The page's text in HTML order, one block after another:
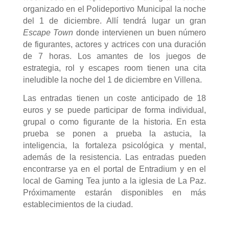
organizado en el Polideportivo Municipal la noche
del 1 de diciembre. Allí tendrá lugar un gran
Escape Town donde intervienen un buen número
de figurantes, actores y actrices con una duración
de 7 horas. Los amantes de los juegos de
estrategia, rol y escapes room tienen una cita
ineludible la noche del 1 de diciembre en Villena.
Las entradas tienen un coste anticipado de 18
euros y se puede participar de forma individual,
grupal o como figurante de la historia. En esta
prueba se ponen a prueba la astucia, la
inteligencia, la fortaleza psicológica y mental,
además de la resistencia. Las entradas pueden
encontrarse ya en el portal de Entradium y en el
local de Gaming Tea junto a la iglesia de La Paz.
Próximamente estarán disponibles en más
establecimientos de la ciudad.